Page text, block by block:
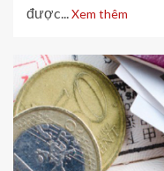
được...Xem thêm